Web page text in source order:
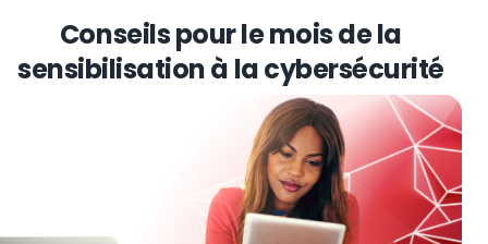
Conseils pour le mois de la
sensibilisation à la cybersécurité